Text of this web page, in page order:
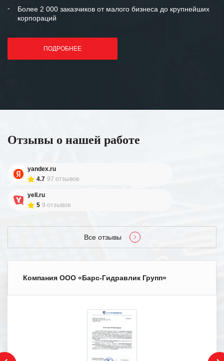
Более 2 000 заказчиков от малого бизнеса до крупнейших
корпораций
ПОДРОБНЕЕ
Отзывы о нашей работе
yandex.ru
4.7 97 отзывов
yell.ru
5 9 отзывов
Все отзывы
Компания ООО «Барс-Гидравлик Групп»